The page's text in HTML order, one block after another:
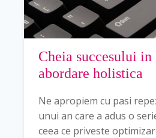
Cheia succesului in
abordare holistica
Ne apropiem cu pasi
unui an care a adus o
ceea ce priveste